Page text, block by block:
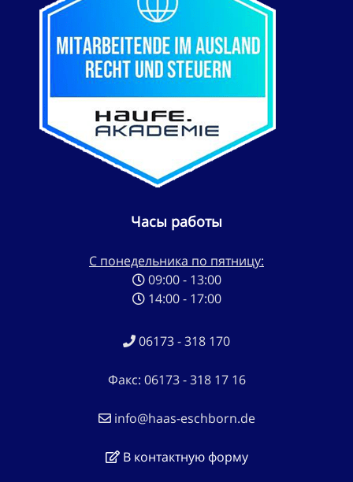
Часы работы
С понедельника по пятницу:
09:00 - 13:00
14:00 - 17:00
06173 - 318 170
Факс: 06173 - 318 17 16
info@haas-eschborn.de
В контактную форму